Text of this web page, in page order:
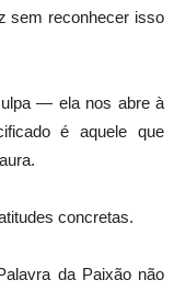
sem reconhecer isso
— ela nos abre à
é aquele que
concretas.
da Paixão não